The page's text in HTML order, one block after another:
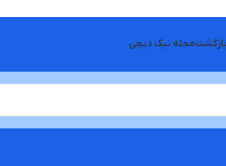
مجله نیک دیجی